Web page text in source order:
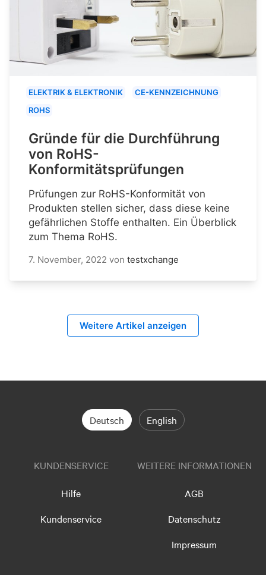
ELEKTRIK & ELEKTRONIK
CE-KENNZEICHNUNG
ROHS
Gründe für die Durchführung
von RoHS-
Konformitätsprüfungen
Prüfungen zur RoHS-Konformität von
Produkten stellen sicher, dass diese keine
gefährlichen Stoffe enthalten. Ein Überblick
zum Thema RoHS.
7. November, 2022 von testxchange
Weitere Artikel anzeigen
Deutsch English
KUNDENSERVICE
Hilfe
Kundenservice
WEITERE INFORMATIONEN
AGB
Datenschutz
Impressum